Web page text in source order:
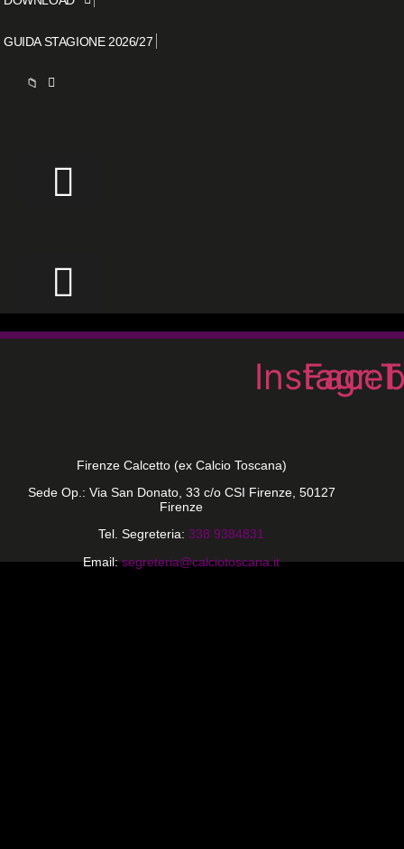
GUIDA STAGIONE 2026/27
📁
Firenze Calcetto (ex Calcio Toscana)
Sede Op.: Via San Donato, 33 c/o CSI Firenze, 50127
Firenze
Tel. Segreteria: 338 9384831
Email: segreteria@calciotoscana.it